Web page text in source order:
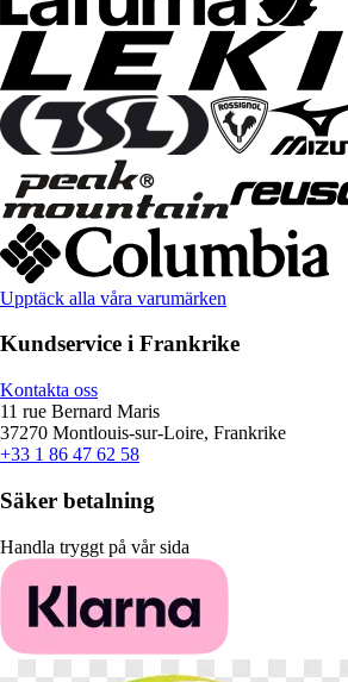
Upptäck alla våra varumärken
Kundservice i Frankrike
Kontakta oss
11 rue Bernard Maris
37270 Montlouis-sur-Loire, Frankrike
+33 1 86 47 62 58
Säker betalning
Handla tryggt på vår sida